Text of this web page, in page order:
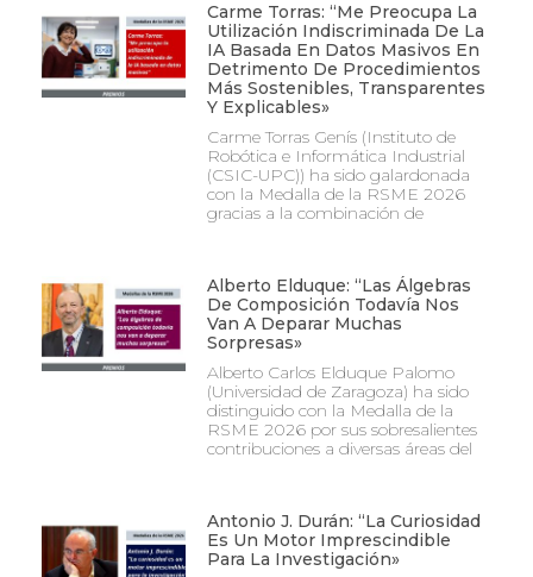
Carme Torras: “Me Preocupa La
Utilización Indiscriminada De La
IA Basada En Datos Masivos En
Detrimento De Procedimientos
Más Sostenibles, Transparentes
Y Explicables»
Carme Torras Genís (Instituto de
Robótica e Informática Industrial
(CSIC-UPC)) ha sido galardonada
con la Medalla de la RSME 2026
gracias a la combinación de
Alberto Elduque: “Las Álgebras
De Composición Todavía Nos
Van A Deparar Muchas
Sorpresas»
Alberto Carlos Elduque Palomo
(Universidad de Zaragoza) ha sido
distinguido con la Medalla de la
RSME 2026 por sus sobresalientes
contribuciones a diversas áreas del
Antonio J. Durán: “La Curiosidad
Es Un Motor Imprescindible
Para La Investigación»